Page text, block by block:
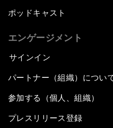
ポッドキャスト
エンゲージメント
サインイン
パートナー（組織）につい
参加する（個人、組織）
プレスリリース登録